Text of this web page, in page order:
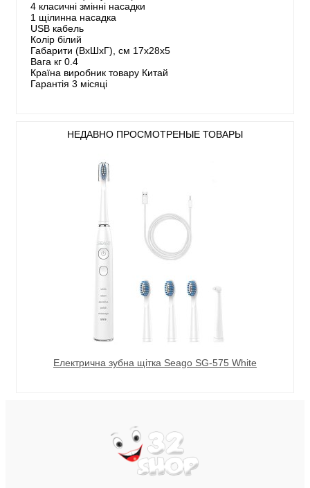
4 класичні змінні насадки
1 щілинна насадка
USB кабель
Колір білий
Габарити (ВхШхГ), см 17х28х5
Вага кг 0.4
Країна виробник товару Китай
Гарантія 3 місяці
НЕДАВНО ПРОСМОТРЕНЫЕ ТОВАРЫ
Електрична зубна щітка Seago SG-575 White